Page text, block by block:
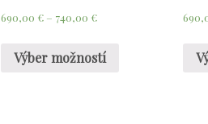
690,00 €– 740,00 €
Výber možností